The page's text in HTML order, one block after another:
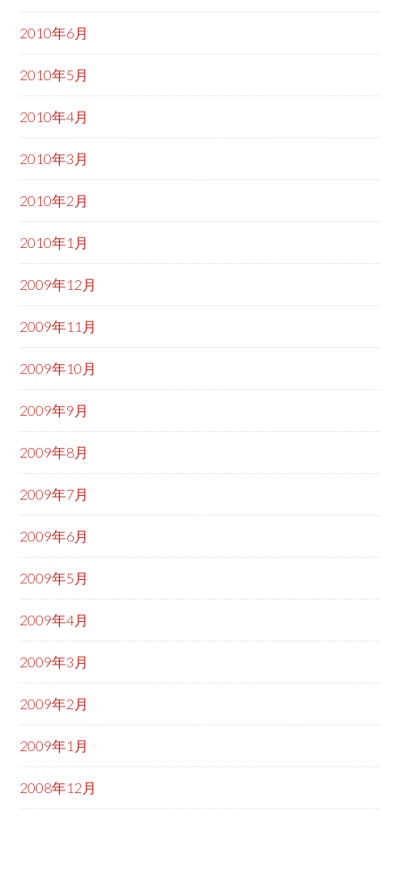
2010年6月
2010年5月
2010年4月
2010年3月
2010年2月
2010年1月
2009年12月
2009年11月
2009年10月
2009年9月
2009年8月
2009年7月
2009年6月
2009年5月
2009年4月
2009年3月
2009年2月
2009年1月
2008年12月